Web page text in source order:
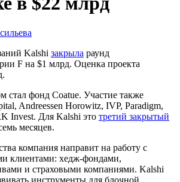
Kalshi закрыла раунд
F на $1 млрд. Оценка проекта
стал фонд Coatue. Участие также
Andreessen Horowitz, IVP, Paradigm,
Invest. Для Kalshi это третий закрытый
месяцев.
компания направит на работу с
клиентами: хедж-фондами,
и страховыми компаниями. Kalshi
инструменты для блочной